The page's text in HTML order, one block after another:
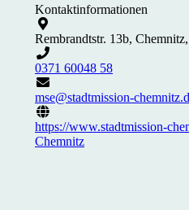
Kontaktinformationen
Rembrandtstr. 13b,
0371 60048 58
mse@stadtmission-
https://www.stadtmission-
Chemnitz